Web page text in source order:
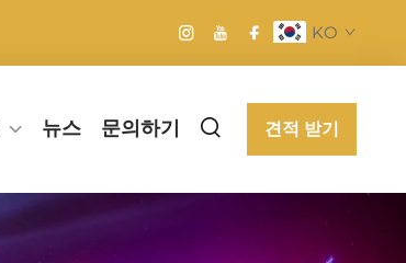
KO
뉴스 문의하기 견적 받기